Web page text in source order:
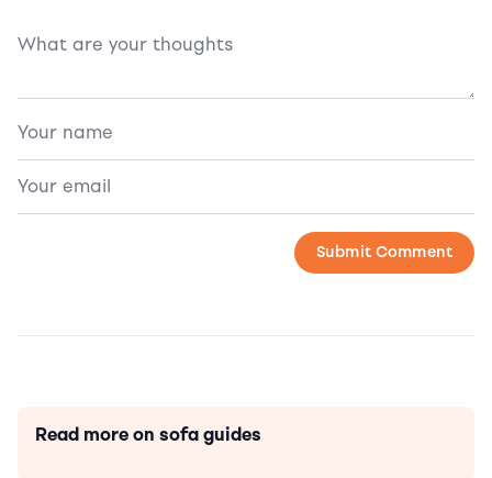
Read more on sofa guides